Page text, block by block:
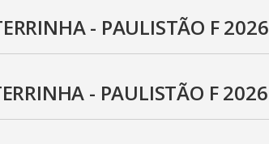
- PAULISTÃO F 2026
- PAULISTÃO F 2026